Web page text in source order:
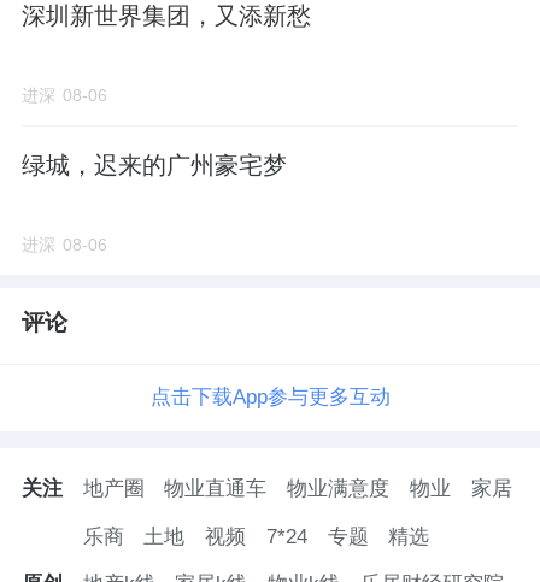
深圳新世界集团，又添新愁
进深 08-06
绿城，迟来的广州豪宅梦
进深 08-06
评论
点击下载App参与更多互动
关注 地产圈 物业直通车 物业满意度 物业 家居
乐商 土地 视频 7*24 专题 精选